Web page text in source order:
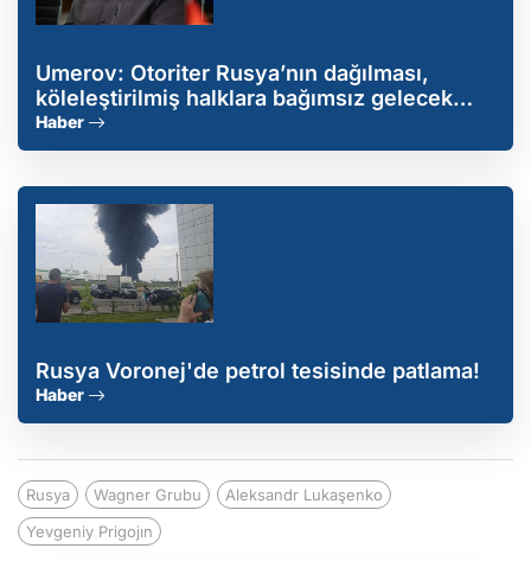
Umerov: Otoriter Rusya’nın dağılması,
köleleştirilmiş halklara bağımsız gelecek
kurma şansını sağlayacak
Haber
Rusya Voronej'de petrol tesisinde patlama!
Haber
Rusya Wagner Grubu
Aleksandr Lukaşenko
Yevgeniy Prigojın